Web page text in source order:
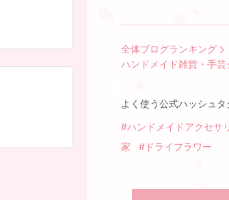
全体ブログランキング
ハンドメイド雑貨・手芸
よく使う公式ハッシュタ
#ハンドメイドアクセサ
家
#ドライフラワー